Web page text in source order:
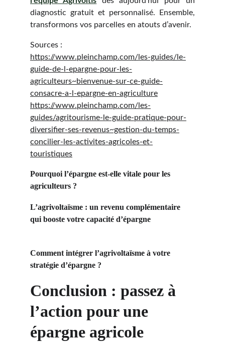
Pourquoi l’épargne est-elle vitale pour les
agriculteurs ?
L’agrivoltaïsme : un revenu complémentaire
qui booste votre capacité d’épargne
Comment intégrer l’agrivoltaïsme à votre
stratégie d’épargne ?
Conclusion : passez à
l’action pour une
épargne agricole
diagnostic gratuit et personnalisé. Ensemble,
transformons vos parcelles en atouts d’avenir.
Sources :
https://www.pleinchamp.com/les-guides/le-
guide-de-l-epargne-pour-les-
agriculteurs~bienvenue-sur-ce-guide-
consacre-a-l-epargne-en-agriculture
https://www.pleinchamp.com/les-
guides/agritourisme-le-guide-pratique-pour-
diversifier-ses-revenus~gestion-du-temps-
concilier-les-activites-agricoles-et-
touristiques